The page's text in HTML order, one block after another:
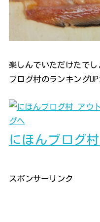
楽しんでいただけたでし
ブログ村のランキング
にほんブログ村
スポンサーリンク